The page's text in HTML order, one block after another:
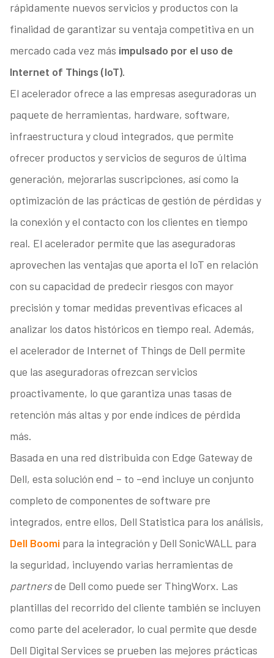
rápidamente nuevos servicios y productos con la
finalidad de garantizar su ventaja competitiva en un
mercado cada vez más impulsado por el uso de
Internet of Things (IoT).
El acelerador ofrece a las empresas aseguradoras un
paquete de herramientas, hardware, software,
infraestructura y cloud integrados, que permite
ofrecer productos y servicios de seguros de última
generación, mejorarlas suscripciones, así como la
optimización de las prácticas de gestión de pérdidas y
la conexión y el contacto con los clientes en tiempo
real. El acelerador permite que las aseguradoras
aprovechen las ventajas que aporta el IoT en relación
con su capacidad de predecir riesgos con mayor
precisión y tomar medidas preventivas eficaces al
analizar los datos históricos en tiempo real. Además,
el acelerador de Internet of Things de Dell permite
que las aseguradoras ofrezcan servicios
proactivamente, lo que garantiza unas tasas de
retención más altas y por ende índices de pérdida
más.
Basada en una red distribuida con Edge Gateway de
Dell, esta solución end – to –end incluye un conjunto
completo de componentes de software pre
integrados, entre ellos, Dell Statistica para los análisis,
Dell Boomipara la integración y Dell SonicWALL para
la seguridad, incluyendo varias herramientas de
partnersde Dell como puede ser ThingWorx. Las
plantillas del recorrido del cliente también se incluyen
como parte del acelerador, lo cual permite que desde
Dell Digital Services se prueben las mejores prácticas